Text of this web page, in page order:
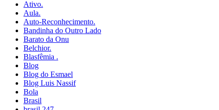
Ativo.
Aula.
Auto-Reconhecimento.
Bandinha do Outro Lado
Barato da Onu
Belchior.
Blasfêmia .
Blog
Blog do Esmael
Blog Luis Nassif
Bola
Brasil